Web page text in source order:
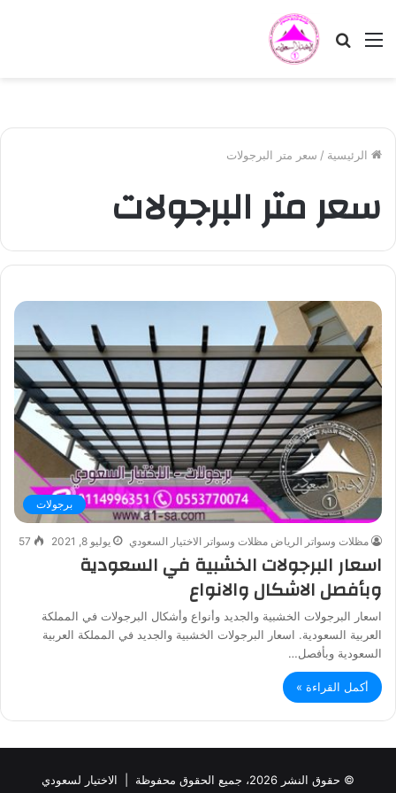
القائمة بحث
الرئيسية / سعر متر البرجولات
سعر متر البرجولات
برجولات
مظلات وسواتر الرياض مظلات وسواتر الاختيار السعودي يوليو 8, 2021 57
اسعار البرجولات الخشبية في السعودية
وبأفصل الاشكال والانواع
اسعار البرجولات الخشبية والجديد وأنواع وأشكال البرجولات في المملكة
العربية السعودية. اسعار البرجولات الخشبية والجديد في المملكة العربية
السعودية وبأفصل…
أكمل القراءة »
© حقوق النشر 2026، جميع الحقوق محفوظة | الاختيار لسعودي